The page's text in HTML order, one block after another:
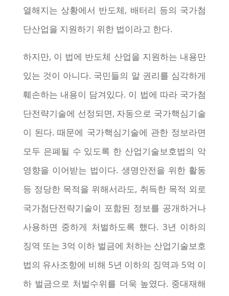
열해지는 상황에서 반도체, 배터리 등의 국가첨
단산업을 지원하기 위한 법이라고 한다.
하지만, 이 법에 반도체 산업을 지원하는 내용만
있는 것이 아니다. 국민들의 알 권리를 심각하게
훼손하는 내용이 담겨있다. 이 법에 따라 국가첨
단전략기술에 선정되면, 자동으로 국가핵심기술
이 된다. 때문에 국가핵심기술에 관한 정보라면
모두 은폐될 수 있도록 한 산업기술보호법의 악
영향을 이어받는 법이다. 생명안전을 위한 활동
등 정당한 목적을 위해서라도, 취득한 목적 외로
국가첨단전략기술이 포함된 정보를 공개하거나
사용하면 중하게 처벌하도록 했다. 3년 이하의
징역 또는 3억 이하 벌금에 처하는 산업기술보호
법의 유사조항에 비해 5년 이하의 징역과 5억 이
하 벌금으로 처벌수위를 더욱 높였다. 중대재해